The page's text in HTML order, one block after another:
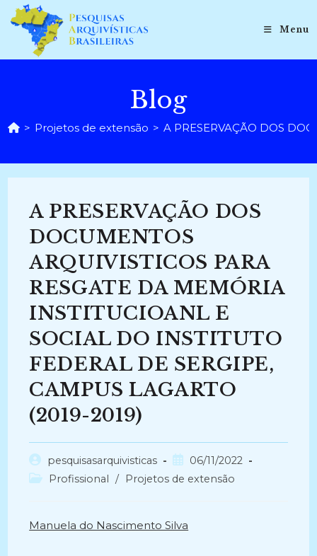
para
conteúdo
Menu
Blog
> Projetos de extensão > A PRESERVAÇÃO DOS
A PRESERVAÇÃO DOS
DOCUMENTOS
ARQUIVISTICOS PARA
RESGATE DA MEMÓRIA
INSTITUCIOANL E
SOCIAL DO INSTITUTO
FEDERAL DE SERGIPE,
CAMPUS LAGARTO
(2019-2019)
Autor
do
pesquisasarquivisticas
Post
publicado:
06/11/2022
Categoria
Profissional / Projetos de extensão
Manuela do Nascimento Silva